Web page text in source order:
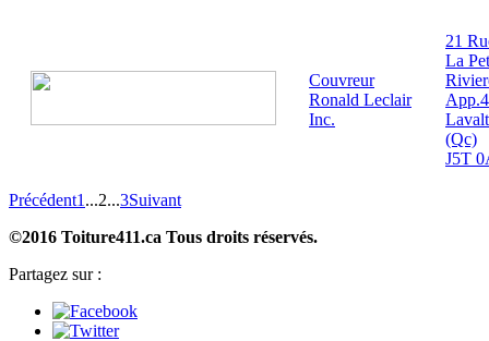
Couvreur
Ronald Leclair
Inc.
21
La
App.4
(Qc)
J5T
Précédent1...2...3Suivant
©2016 Toiture411.ca Tous droits réservés.
Partagez sur :